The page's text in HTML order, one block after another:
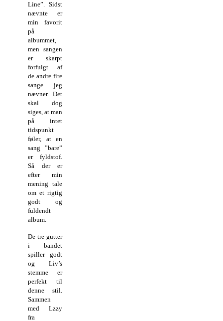
Line”. Sidst
nævnte er
min favorit
på
albummet,
men sangen
er skarpt
forfulgt af
de andre fire
sange jeg
nævner. Det
skal dog
siges, at man
på intet
tidspunkt
føler, at en
sang ”bare”
er fyldstof.
Så der er
efter min
mening tale
om et rigtig
godt og
fuldendt
album.
De tre gutter
i bandet
spiller godt
og Liv’s
stemme er
perfekt til
denne stil.
Sammen
med Lzzy
fra